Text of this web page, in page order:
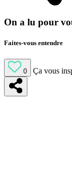
On a lu pour
Faites-vous entendre
0 Ça vous